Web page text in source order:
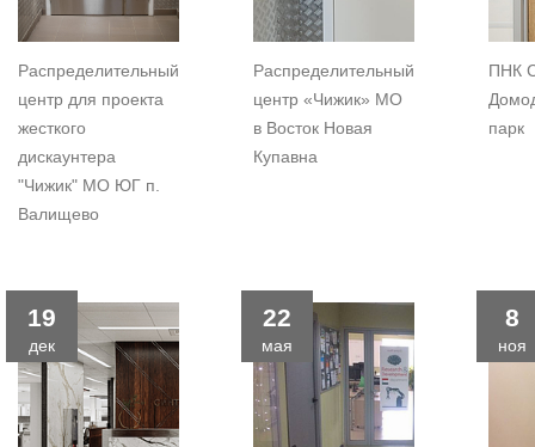
Распределительный
центр для проекта
жесткого
дискаунтера
"Чижик" МО ЮГ п.
Валищево
Распределительный
центр «Чижик» МО
в Восток Новая
Купавна
ПНК
парк
19
дек
22
мая
8
ноя